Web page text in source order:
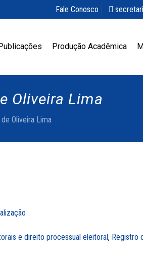
Fale Conosco
Produção Acadêmica
Oliveira Lima
Oliveira Lima
e direito processual eleitoral, Registro